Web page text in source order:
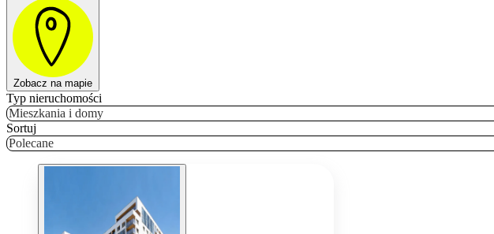
Zobacz na mapie
Typ nieruchomości
Mieszkania i domy
Sortuj
Polecane